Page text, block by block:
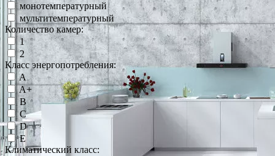
монотемпературный
мультитемпературный
Количество камер:
1
2
Класс энергопотребления:
A
A+
B
C
D
E
Климатический класс: